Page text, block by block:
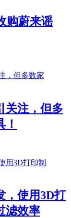
购蔚来谣
关注，但多
，使用3D打
滤效率